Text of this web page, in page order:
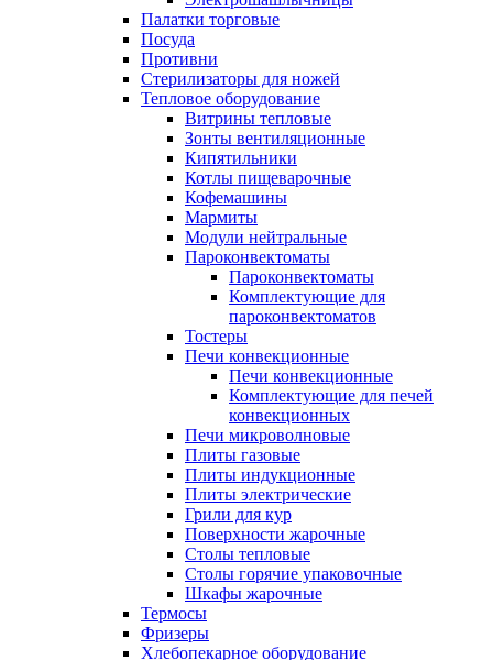
Палатки торговые
Посуда
Противни
Стерилизаторы для ножей
Тепловое оборудование
Витрины тепловые
Зонты вентиляционные
Кипятильники
Котлы пищеварочные
Кофемашины
Мармиты
Модули нейтральные
Пароконвектоматы
Пароконвектоматы
Комплектующие для
пароконвектоматов
Тостеры
Печи конвекционные
Печи конвекционные
Комплектующие для печей
конвекционных
Печи микроволновые
Плиты газовые
Плиты индукционные
Плиты электрические
Грили для кур
Поверхности жарочные
Столы тепловые
Столы горячие упаковочные
Шкафы жарочные
Термосы
Фризеры
Хлебопекарное оборудование